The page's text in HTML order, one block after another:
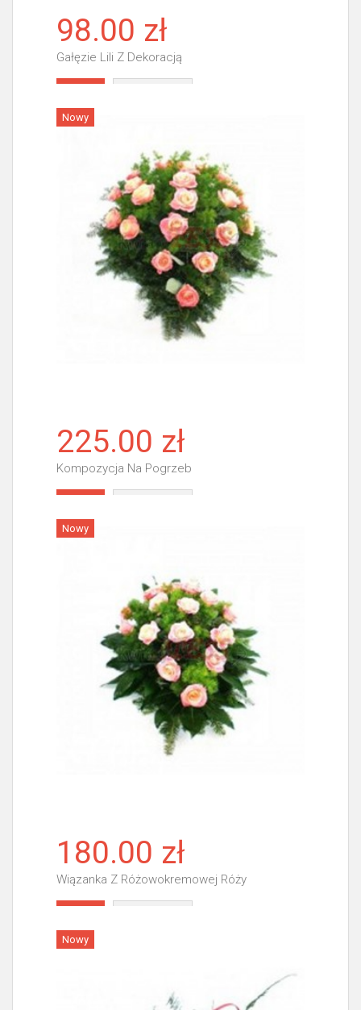
98.00 zł
Gałęzie Lili Z Dekoracją
Nowy
225.00 zł
Kompozycja Na Pogrzeb
Nowy
180.00 zł
Wiązanka Z Różowokremowej Róży
Nowy